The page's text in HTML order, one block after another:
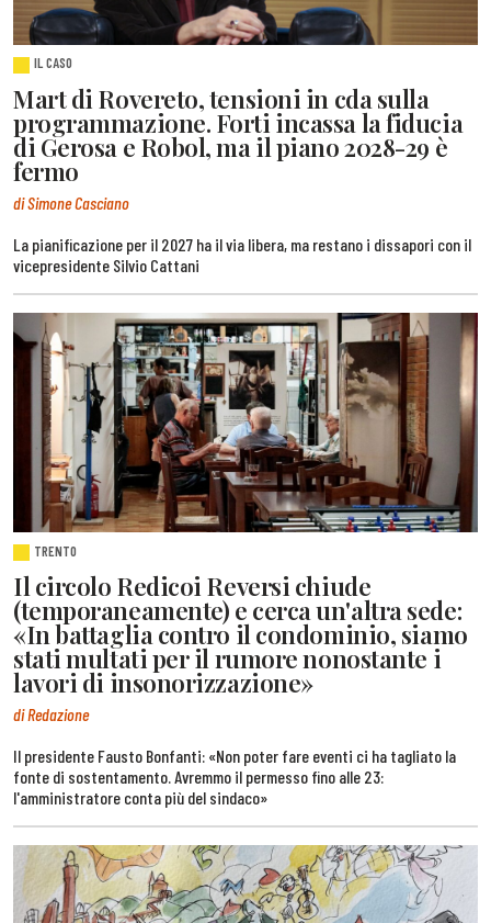
IL CASO
Mart di Rovereto, tensioni in cda sulla
programmazione. Forti incassa la fiducia
di Gerosa e Robol, ma il piano 2028-29 è
fermo
di Simone Casciano
La pianificazione per il 2027 ha il via libera, ma restano i dissapori con il
vicepresidente Silvio Cattani
TRENTO
Il circolo Redicoi Reversi chiude
(temporaneamente) e cerca un'altra sede:
«In battaglia contro il condominio, siamo
stati multati per il rumore nonostante i
lavori di insonorizzazione»
di Redazione
Il presidente Fausto Bonfanti: «Non poter fare eventi ci ha tagliato la
fonte di sostentamento. Avremmo il permesso fino alle 23:
l'amministratore conta più del sindaco»